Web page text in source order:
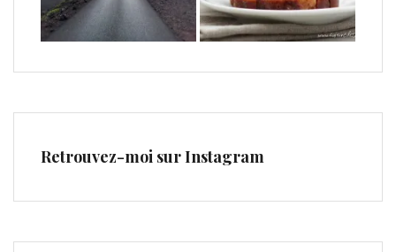
Retrouvez-moi sur Instagram